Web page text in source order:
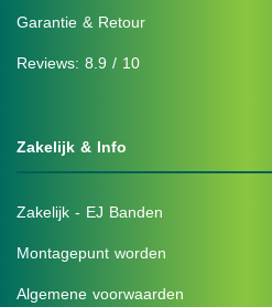
Garantie & Retour
Reviews: 8.9 / 10
Zakelijk & Info
Zakelijk - EJ Banden
Montagepunt worden
Algemene voorwaarden